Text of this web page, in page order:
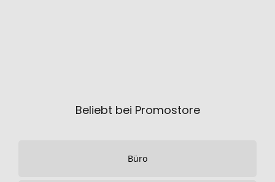
Beliebt bei Promostore
Büro